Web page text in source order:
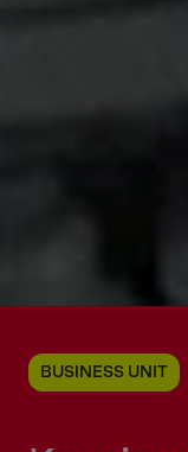
BUSINESS UNIT